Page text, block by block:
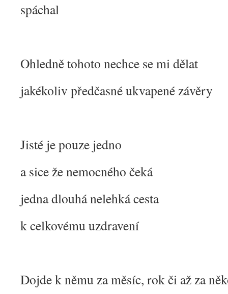
spáchal
Ohledně tohoto nechce se mi dělat
jakékoliv předčasné ukvapené závěry
Jisté je pouze jedno
a sice že nemocného čeká
jedna dlouhá nelehká cesta
k celkovému uzdravení
Dojde k němu za měsíc, rok či až za